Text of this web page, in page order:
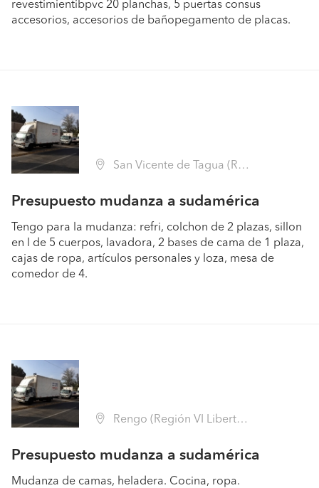
revestimientibpvc 20 planchas, 5 puertas consus
accesorios, accesorios de bañopegamento de placas.
San Vicente de Tagua (Región VI Libertador B. O'Higgins - Cachapoal)
Presupuesto mudanza a sudamérica
Tengo para la mudanza: refri, colchon de 2 plazas, sillon
en l de 5 cuerpos, lavadora, 2 bases de cama de 1 plaza,
cajas de ropa, artículos personales y loza, mesa de
comedor de 4.
Rengo (Región VI Libertador B. O'Higgins - Cachapoal)
Presupuesto mudanza a sudamérica
Mudanza de camas, heladera. Cocina, ropa.